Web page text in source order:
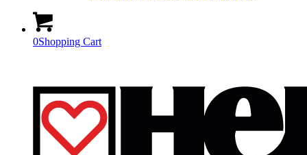
0Shopping Cart